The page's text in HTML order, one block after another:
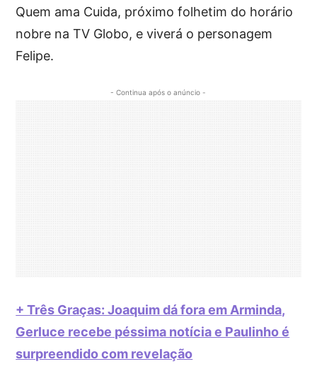
Quem ama Cuida, próximo folhetim do horário
nobre na TV Globo, e viverá o personagem
Felipe.
- Continua após o anúncio -
+ Três Graças: Joaquim dá fora em Arminda,
Gerluce recebe péssima notícia e Paulinho é
surpreendido com revelação